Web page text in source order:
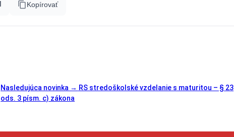
Kopírovať
Nasledujúca novinka → RS stredoškolské vzdelanie s maturitou – § 23
ods. 3 písm. c) zákona